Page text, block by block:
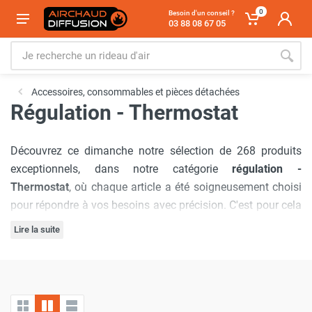
Besoin d'un conseil ?
03 88 08 67 05
0
Accessoires, consommables et pièces détachées
Régulation - Thermostat
Découvrez ce dimanche notre sélection de 268 produits
exceptionnels, dans notre catégorie régulation -
Thermostat, où chaque article a été soigneusement choisi
pour répondre à vos besoins avec précision. C'est pour cela
que nous avons sélectionné les marques :
MTM,VTS,Airius
inégalées à chaque visite. De plus, nous comprenons
Lire la suite